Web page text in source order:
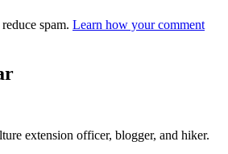
spam. Learn how your comment
extension officer, blogger, and hiker.